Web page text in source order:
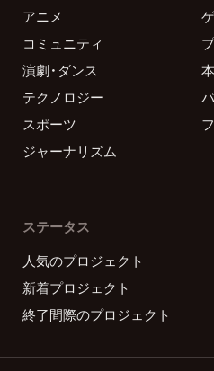
アニメ
コミュニティ
演劇・ダンス
本
テクノロジー
スポーツ
ジャーナリズム
ステータス
人気のプロジェクト
新着プロジェクト
終了間際のプロジェクト